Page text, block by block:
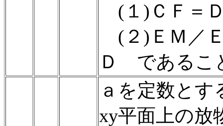
(１)ＣＦ＝
(２)ＥＭ／
Ｄ であるこ
ａを定数とす
xy平面上の放